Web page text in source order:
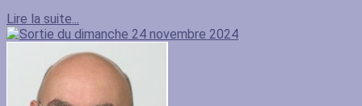
Lire la suite...